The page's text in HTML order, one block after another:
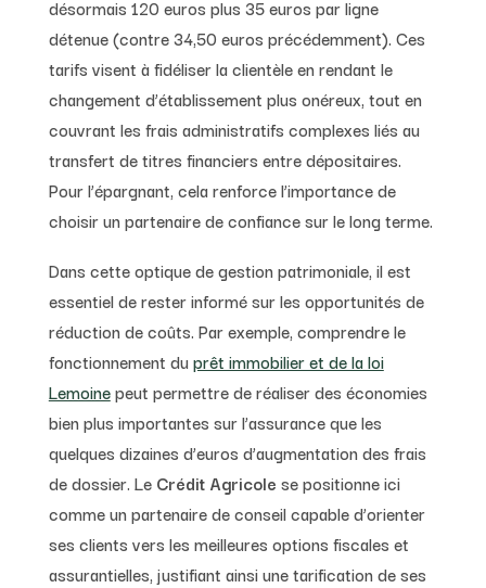
désormais 120 euros plus 35 euros par ligne
détenue (contre 34,50 euros précédemment). Ces
tarifs visent à fidéliser la clientèle en rendant le
changement d’établissement plus onéreux, tout en
couvrant les frais administratifs complexes liés au
transfert de titres financiers entre dépositaires.
Pour l’épargnant, cela renforce l’importance de
choisir un partenaire de confiance sur le long terme.
Dans cette optique de gestion patrimoniale, il est
essentiel de rester informé sur les opportunités de
réduction de coûts. Par exemple, comprendre le
fonctionnement du prêt immobilier et de la loi
Lemoinepeut permettre de réaliser des économies
bien plus importantes sur l’assurance que les
quelques dizaines d’euros d’augmentation des frais
de dossier. Le Crédit Agricole se positionne ici
comme un partenaire de conseil capable d’orienter
ses clients vers les meilleures options fiscales et
assurantielles, justifiant ainsi une tarification de ses